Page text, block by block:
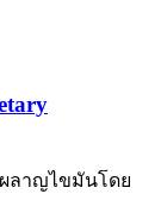
ลาญไขมันโดย